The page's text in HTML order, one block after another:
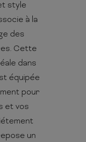
style
à la
des
Cette
dans
équipée
pour
et vos
un